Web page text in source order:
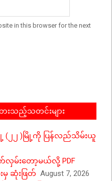
in this browser for the next
းသည့်သတင်းများ
(၂၂ )မြို့ကို ပြန်လည်သိမ်းယူ
လှမ်းတော့မယ်လို့ PDF
မှ ဆုံးဖြတ် August 7, 2026